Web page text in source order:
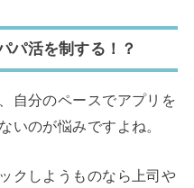
パ活を制する！？
自分のペースでアプリを
いのが悩みですよね。
クしようものなら上司や